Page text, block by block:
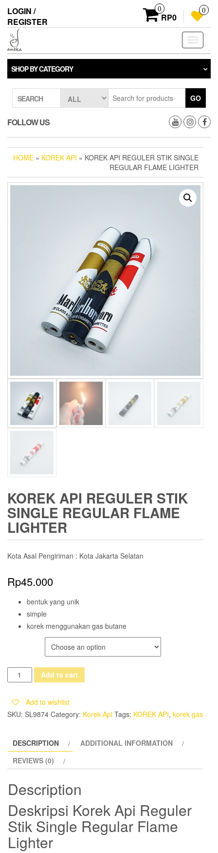
the
content
LOGIN /
REGISTER
0
RP0
0
Toggle
SHOP BY CATEGORY
SEARCH GO
FOLLOW US
HOME » KOREK API » KOREK API REGULER STIK SINGLE
REGULAR FLAME LIGHTER
KOREK API REGULER STIK
SINGLE REGULAR FLAME
LIGHTER
Kota Asal Pengiriman : Kota Jakarta Selatan
Rp45.000
bentuk yang unik
simple
korek menggunakan gas butane
Korek
Api
Flame
Lighter
quantity
Add to cart
Add to wishlist
SKU: SL9874 Category: Korek Api Tags: KOREK API, korek gas
DESCRIPTION
ADDITIONAL INFORMATION
REVIEWS (0)
Description
Deskripsi Korek Api Reguler
Stik Single Regular Flame
Lighter